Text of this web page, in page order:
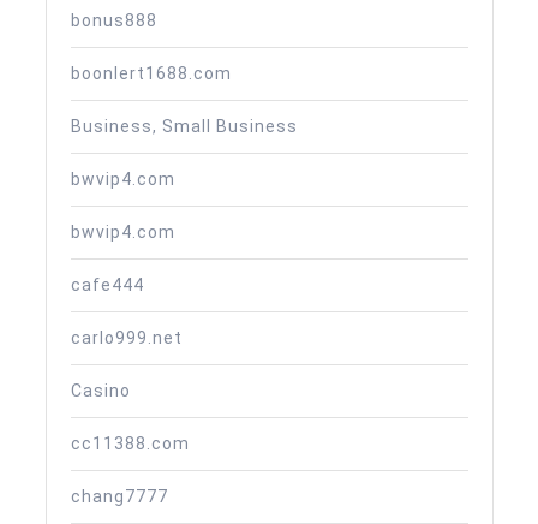
bonus888
boonlert1688.com
Business, Small Business
bwvip4.com
bwvip4.com
cafe444
carlo999.net
Casino
cc11388.com
chang7777